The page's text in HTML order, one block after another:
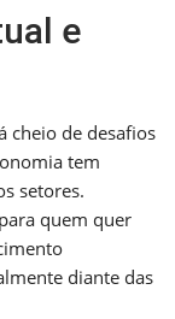
e
cheio de desafios
tem
setores.
quem quer
diante das